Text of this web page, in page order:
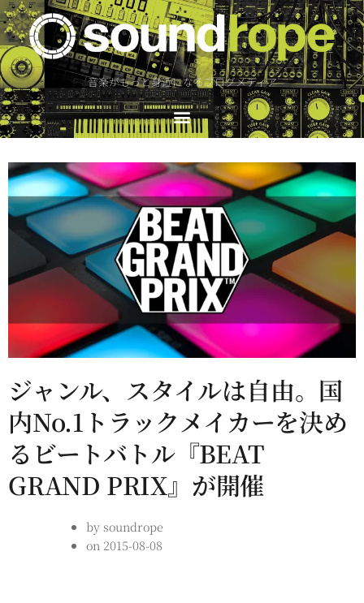
音楽がもっと身近になるブログメディア
ジャンル、スタイルは自由。国
内No.1トラックメイカーを決め
るビートバトル『BEAT
GRAND PRIX』が開催
bysoundrope
on 2015-08-08